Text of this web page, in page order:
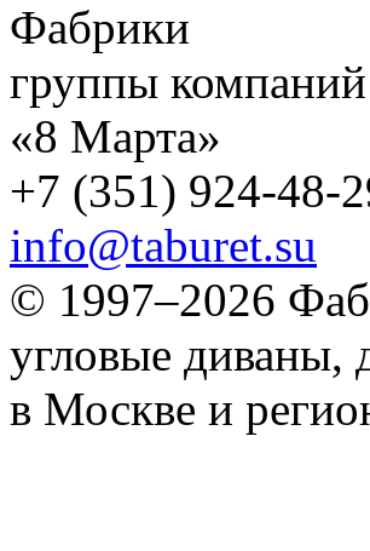
Фабрики
группы компаний
«8 Марта»
+7 (351) 924-48-
info@taburet.su
© 1997–2026
угловые диваны,
в Москве и